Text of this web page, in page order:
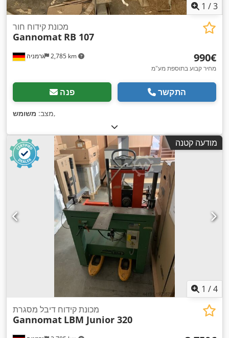
1 /3
גרמניה 2,785 km
מכונת קידוח חור
Gannomat RB 107
‏990 ‏€
מחיר קבוע בתוספת מע"מ
פנה התקשר
מצב: משומש ,
מודעה קטנה
1 /4
מכונת קידוח דיבל מסגרת
Gannomat LBM Junior 320